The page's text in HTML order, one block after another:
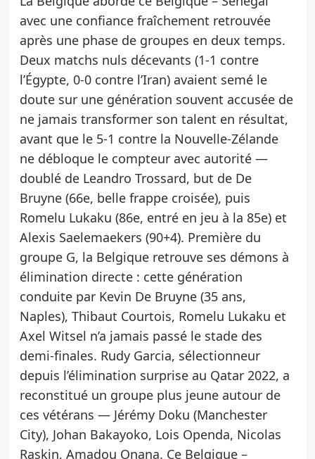
avec une confiance fraîchement retrouvée
après une phase de groupes en deux temps.
Deux matchs nuls décevants (1-1 contre
l’Égypte, 0-0 contre l’Iran) avaient semé le
doute sur une génération souvent accusée de
ne jamais transformer son talent en résultat,
avant que le 5-1 contre la Nouvelle-Zélande
ne débloque le compteur avec autorité —
doublé de Leandro Trossard, but de De
Bruyne (66e, belle frappe croisée), puis
Romelu Lukaku (86e, entré en jeu à la 85e) et
Alexis Saelemaekers (90+4). Première du
groupe G, la Belgique retrouve ses démons à
élimination directe : cette génération
conduite par Kevin De Bruyne (35 ans,
Naples), Thibaut Courtois, Romelu Lukaku et
Axel Witsel n’a jamais passé le stade des
demi-finales. Rudy Garcia, sélectionneur
depuis l’élimination surprise au Qatar 2022, a
reconstitué un groupe plus jeune autour de
ces vétérans — Jérémy Doku (Manchester
City), Johan Bakayoko, Lois Openda, Nicolas
Raskin, Amadou Onana. Ce Belgique –